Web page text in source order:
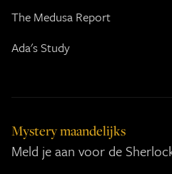
The Medusa Report
Ada's Study
Mystery maandelijks
Meld je aan voor de